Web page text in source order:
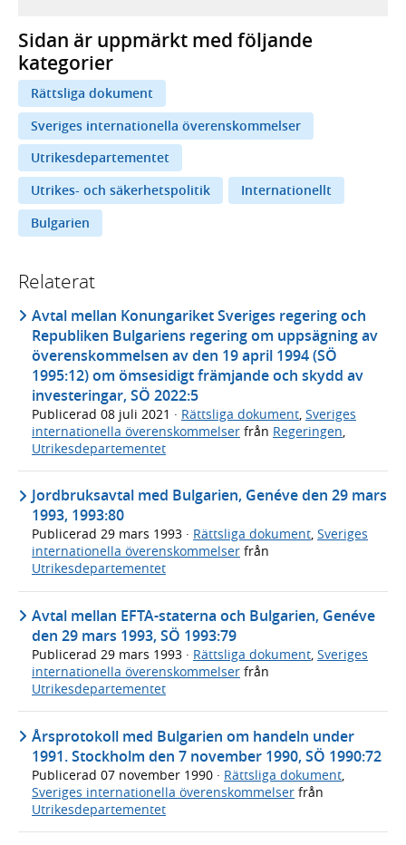
Sidan är uppmärkt med följande
kategorier
Rättsliga dokument
Sveriges internationella överenskommelser
Utrikesdepartementet
Utrikes- och säkerhetspolitik
Internationellt
Bulgarien
Relaterat
Avtal mellan Konungariket Sveriges regering och
Republiken Bulgariens regering om uppsägning av
överenskommelsen av den 19 april 1994 (SÖ
1995:12) om ömsesidigt främjande och skydd av
investeringar, SÖ 2022:5
Publicerad 08 juli 2021 · Rättsliga dokument Sveriges
internationella överenskommelser från Regeringen
Utrikesdepartementet
Jordbruksavtal med Bulgarien, Genéve den 29 mars
1993, 1993:80
Publicerad 29 mars 1993 · Rättsliga dokument, Sveriges
internationella överenskommelser från
Utrikesdepartementet
Avtal mellan EFTA-staterna och Bulgarien, Genéve
den 29 mars 1993, SÖ 1993:79
Publicerad 29 mars 1993 · Rättsliga dokument, Sveriges
internationella överenskommelser från
Utrikesdepartementet
Årsprotokoll med Bulgarien om handeln under
1991. Stockholm den 7 november 1990, SÖ 1990:72
Publicerad 07 november 1990 · Rättsliga dokument
Sveriges internationella överenskommelser från
Utrikesdepartementet